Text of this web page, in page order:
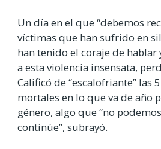
Un día en el que “debemos
víctimas que han sufrido en
han tenido el coraje de hablar
a esta violencia insensata,
Calificó de “escalofriante” las
mortales en lo que va de año
género, algo que “no
continúe”, subrayó.